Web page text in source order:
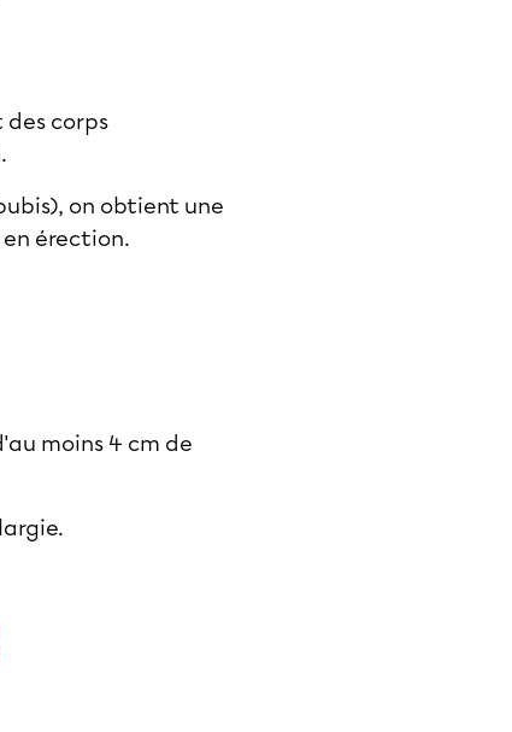
corps
on obtient une
érection.
moins 4 cm de